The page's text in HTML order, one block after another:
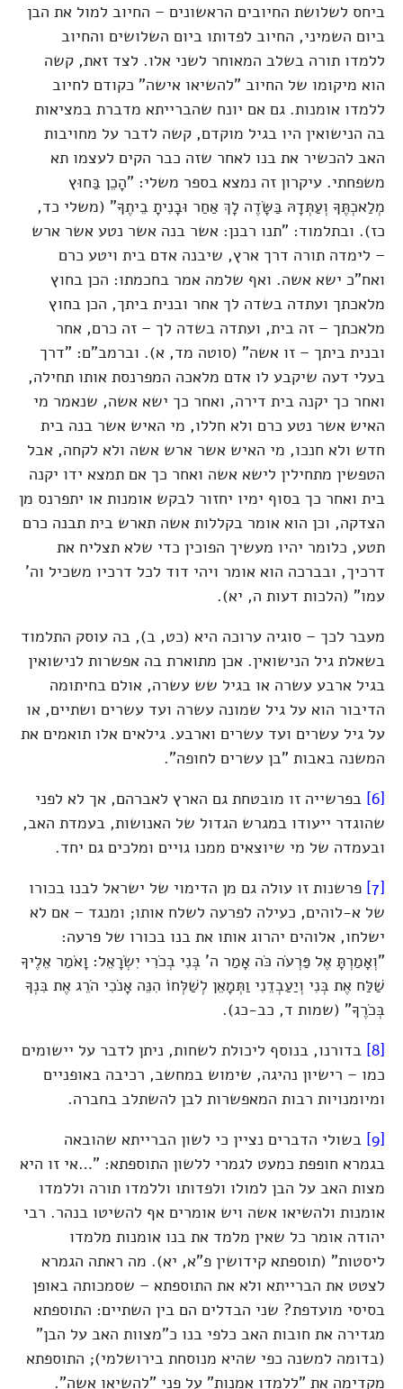
ביחס לשלושת החיובים הראשונים – החיוב למול את הבן
ביום השמיני, החיוב לפדותו ביום השלושים והחיוב
ללמדו תורה בשלב המאוחר לשני אלו. לצד זאת, קשה
הוא מיקומו של החיוב "להשיאו אישה" כקודם לחיוב
ללמדו אומנות. גם אם יונח שהברייתא מדברת במציאות
בה הנישואין היו בגיל מוקדם, קשה לדבר על מחויבות
האב להכשיר את בנו לאחר שזה כבר הקים לעצמו תא
משפחתי. עיקרון זה נמצא בספר משלי: "הָכֵן בַּחוּץ
מְלַאכְתֶּךָ וְעַתְּדָהּ בַּשָּׂדֶה לָךְ אַחַר וּבָנִיתָ בֵיתֶךָ" (משלי כד,
כז). ובתלמוד: "תנו רבנן: אשר בנה אשר נטע אשר ארש
– לימדה תורה דרך ארץ, שיבנה אדם בית ויטע כרם
ואח"כ ישא אשה. ואף שלמה אמר בחכמתו: הכן בחוץ
מלאכתך ועתדה בשדה לך אחר ובנית ביתך, הכן בחוץ
מלאכתך – זה בית, ועתדה בשדה לך – זה כרם, אחר
ובנית ביתך – זו אשה" (סוטה מד, א). וברמב"ם: "דרך
בעלי דעה שיקבע לו אדם מלאכה המפרנסת אותו תחילה,
ואחר כך יקנה בית דירה, ואחר כך ישא אשה, שנאמר מי
האיש אשר נטע כרם ולא חללו, מי האיש אשר בנה בית
חדש ולא חנכו, מי האיש אשר ארש אשה ולא לקחה, אבל
הטפשין מתחילין לישא אשה ואחר כך אם תמצא ידו יקנה
בית ואחר כך בסוף ימיו יחזור לבקש אומנות או יתפרנס מן
הצדקה, וכן הוא אומר בקללות אשה תארש בית תבנה כרם
תטע, כלומר יהיו מעשיך הפוכין כדי שלא תצליח את
דרכיך, ובברכה הוא אומר ויהי דוד לכל דרכיו משכיל וה'
עמו" (הלכות דעות ה, יא).
מעבר לכך – סוגיה ערוכה היא (כט, ב), בה עוסק התלמוד
בשאלת גיל הנישואין. אכן מתוארת בה אפשרות לנישואין
בגיל ארבע עשרה או בגיל שש עשרה, אולם בחיתומה
הדיבור הוא על גיל שמונה עשרה ועד עשרים ושתיים, או
על גיל עשרים ועד עשרים וארבע. גילאים אלו תואמים את
המשנה באבות "בן עשרים לחופה".
בפרשייה זו מובטחת גם הארץ לאברהם, אך לא לפני
שהוגדר ייעודו במגרש הגדול של האנושות, בעמדת האב,
ובעמדה של מי שיוצאים ממנו גויים ומלכים גם יחד.
פרשנות זו עולה גם מן הדימוי של ישראל לבנו בכורו
של א-לוהים, כעילה לפרעה לשלח אותו; ומנגד – אם לא
ישלחו, אלוהים יהרוג אותו את בנו בכורו של פרעה:
"וְאָמַרְתָּ אֶל פַּרְעֹה כֹּה אָמַר ה' בְּנִי בְכֹרִי יִשְׂרָאֵל: וָאֹמַר אֵלֶיךָ
שַׁלַּח אֶת בְּנִי וְיַעַבְדֵנִי וַתְּמָאֵן לְשַׁלְּחוֹ הִנֵּה אָנֹכִי הֹרֵג אֶת בִּנְךָ
בְּכֹרֶךָ" (שמות ד, כב-כג).
בדורנו, בנוסף ליכולת לשחות, ניתן לדבר על יישומים
כמו – רישיון נהיגה, שימוש במחשב, רכיבה באופניים
ומיומנויות רבות המאפשרות לבן להשתלב בחברה.
בשולי הדברים נציין כי לשון הברייתא שהובאה
בגמרא חופפת כמעט לגמרי ללשון התוספתא: "…אי זו היא
מצות האב על הבן למולו ולפדותו וללמדו תורה וללמדו
אומנות ולהשיאו אשה ויש אומרים אף להשיטו בנהר. רבי
יהודה אומר כל שאין מלמד את בנו אומנות מלמדו
ליסטות" (תוספתא קידושין פ"א, יא). מה ראתה הגמרא
לצטט את הברייתא ולא את התוספתא – שסמכותה באופן
בסיסי מועדפת? שני הבדלים הם בין השתיים: התוספתא
מגדירה את חובות האב כלפי בנו כ"מצוות האב על הבן"
(בדומה למשנה כפי שהיא מנוסחת בירושלמי); התוספתא
מקדימה את "ללמדו אמנות" על פני "להשיאו אשה".